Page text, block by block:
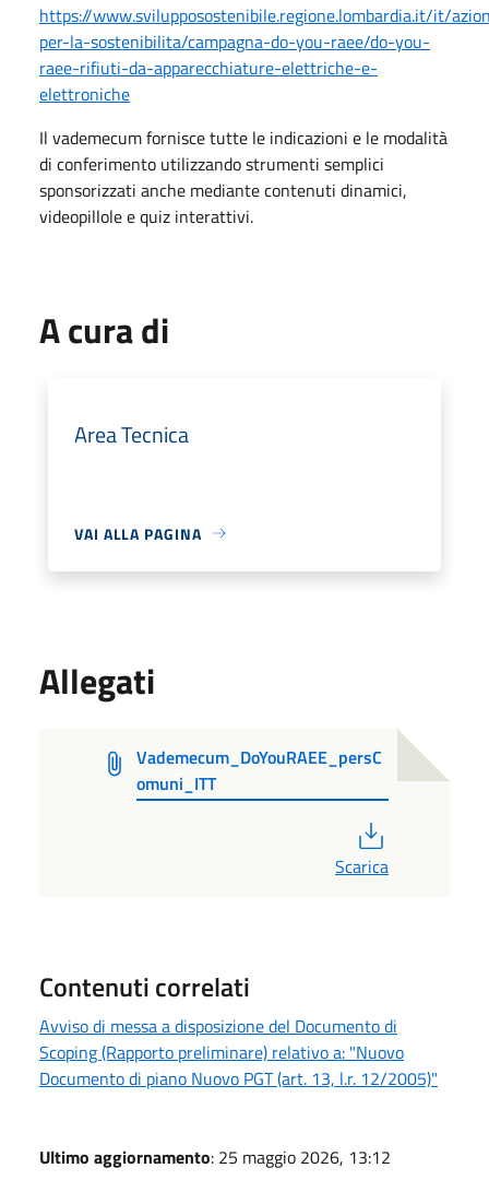
https://www.svilupposostenibile.regione.lombardia.it/it/
per-la-sostenibilita/campagna-do-you-raee/do-you-
raee-rifiuti-da-apparecchiature-elettriche-e-
elettroniche
Il vademecum fornisce tutte le indicazioni e le modalità
di conferimento utilizzando strumenti semplici
sponsorizzati anche mediante contenuti dinamici,
videopillole e quiz interattivi.
A cura di
Area Tecnica
VAI ALLA PAGINA
Allegati
Vademecum_DoYouRAEE_persC
omuni_ITT
Scarica
Contenuti correlati
Avviso di messa a disposizione del Documento di
Scoping (Rapporto preliminare) relativo a: "Nuovo
Documento di piano Nuovo PGT (art. 13, l.r. 12/2005)"
Ultimo aggiornamento: 25 maggio 2026, 13:12